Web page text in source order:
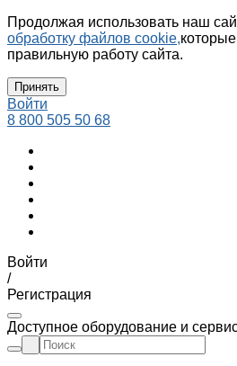
Продолжая использовать наш
обработку файлов cookie,
правильную работу сайта.
Принять
Войти
8 800 505 50 68
Войти
/
Регистрация
Доступное оборудование и